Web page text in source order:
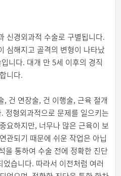
신경외과적 수술로 구별됩니다.
심해지고 골격의 변형이 나타났
니다. 대개 만 5세 이후의 경직
니다.
, 건 연장술, 건 이행술, 근육 절개
정형외과적으로 문제를 일으키는
요하지만, 너무나 많은 근육이 보
관되기 때문에 쉬운 작업은 아닙
을 통하여 수술 전에 정확한 진단
습니다. 따라서 이전처럼 여러